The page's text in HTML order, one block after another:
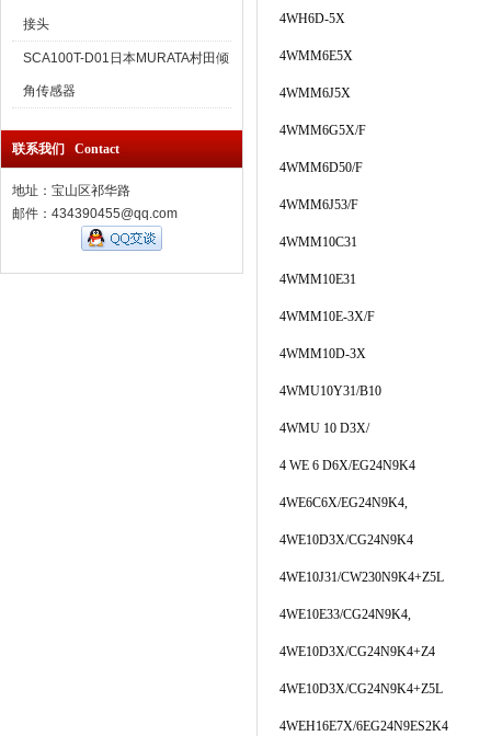
接头
SCA100T-D01日本MURATA村田倾
角传感器
联系我们 Contact
地址：宝山区祁华路
邮件：434390455@qq.com
4WH6D-5X
4WMM6E5X
4WMM6J5X
4WMM6G5X/F
4WMM6D50/F
4WMM6J53/F
4WMM10C31
4WMM10E31
4WMM10E-3X/F
4WMM10D-3X
4WMU10Y31/B10
4WMU 10 D3X/
4 WE 6 D6X/EG24N9K4
4WE6C6X/EG24N9K4,
4WE10D3X/CG24N9K4
4WE10J31/CW230N9K4+Z5L
4WE10E33/CG24N9K4,
4WE10D3X/CG24N9K4+Z4
4WE10D3X/CG24N9K4+Z5L
4WEH16E7X/6EG24N9ES2K4